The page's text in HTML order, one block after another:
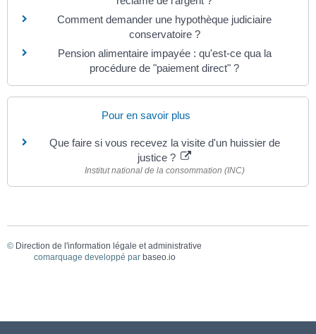
Comment demander une hypothèque judiciaire
conservatoire ?
Pension alimentaire impayée : qu'est-ce qua la
procédure de "paiement direct" ?
Pour en savoir plus
Que faire si vous recevez la visite d'un huissier de
justice ?
Institut national de la consommation (INC)
© Direction de l'information légale et administrative
comarquage developpé par baseo.io